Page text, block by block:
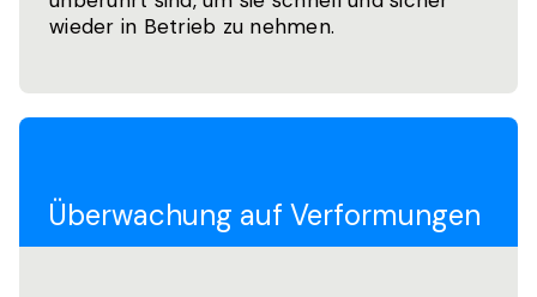
wieder in Betrieb zu nehmen.
Überwachung auf Verformungen